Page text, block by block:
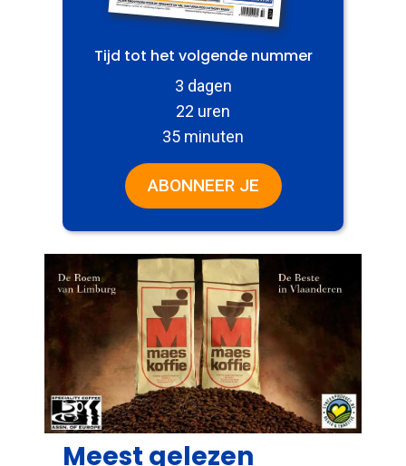
Tijd tot het volgende nummer
3 dagen
22 uren
35 minuten
ABONNEER JE
Meest gelezen